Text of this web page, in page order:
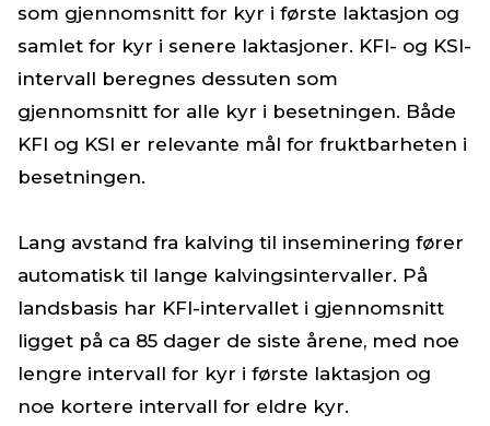
som gjennomsnitt for kyr i første laktasjon og
samlet for kyr i senere laktasjoner. KFI- og KSI-
intervall beregnes dessuten som
gjennomsnitt for alle kyr i besetningen. Både
KFI og KSI er relevante mål for fruktbarheten i
besetningen.
Lang avstand fra kalving til inseminering fører
automatisk til lange kalvingsintervaller. På
landsbasis har KFI-intervallet i gjennomsnitt
ligget på ca 85 dager de siste årene, med noe
lengre intervall for kyr i første laktasjon og
noe kortere intervall for eldre kyr.